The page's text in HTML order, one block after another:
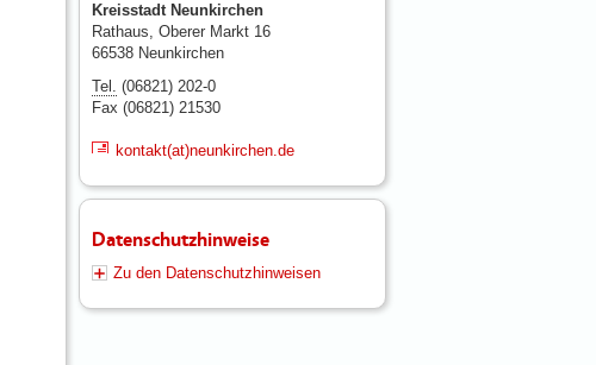
Kreisstadt Neunkirchen
Rathaus, Oberer Markt 16
66538 Neunkirchen
Tel. (06821) 202-0
Fax (06821) 21530
kontakt(at)neunkirchen.de
Datenschutzhinweise
Zu den Datenschutzhinweisen